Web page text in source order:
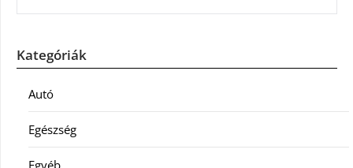
Kategóriák
Autó
Egészség
Egyéb